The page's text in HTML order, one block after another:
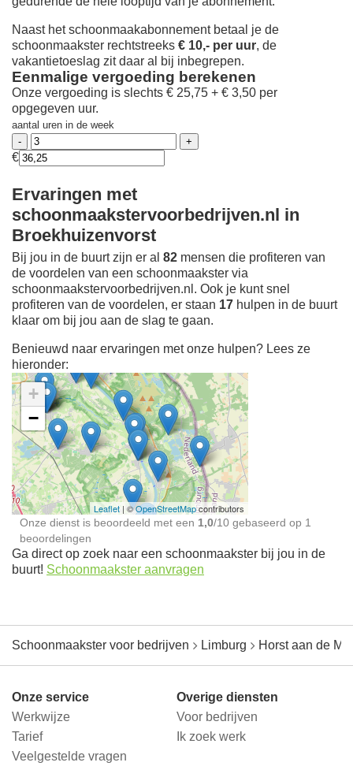
Naast het schoonmaakabonnement betaal je de
schoonmaakster rechtstreeks € 10,- per uur, de
vakantietoeslag zit daar al bij inbegrepen.
Eenmalige vergoeding berekenen
Onze vergoeding is slechts € 25,75 + € 3,50 per
opgegeven uur.
aantal uren in de week
€
Ervaringen met
schoonmaakstervoorbedrijven.nl in
Broekhuizenvorst
Bij jou in de buurt zijn er al 82 mensen die profiteren van
de voordelen van een schoonmaakster via
schoonmaakstervoorbedrijven.nl. Ook je kunt snel
profiteren van de voordelen, er staan 17 hulpen in de buurt
klaar om bij jou aan de slag te gaan.
Benieuwd naar ervaringen met onze hulpen? Lees ze
hieronder:
Ontdek meer ervaringen
Schoonmaakster bij
jou in de buurt
+
−
Leaflet | ©OpenStreetMapcontributors
Onze dienst is beoordeeld met een 1,0/10 gebaseerd op 1
beoordelingen
Ga direct op zoek naar een schoonmaakster bij jou in de
buurt! Schoonmaakster aanvragen
Schoonmaakster voor bedrijven Limburg Horst aan de
Onze service
Werkwijze
Tarief
Veelgestelde vragen
Overige diensten
Voor bedrijven
Ik zoek werk